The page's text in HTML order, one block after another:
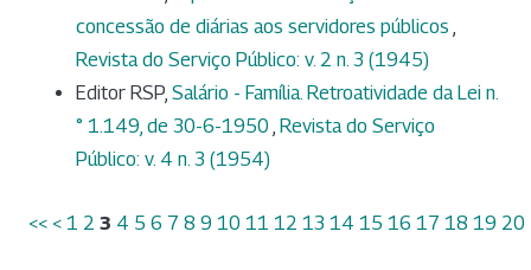
concessão de diárias aos servidores públicos ,
Revista do Serviço Público: v. 2 n. 3 (1945)
Editor RSP, Salário - Família. Retroatividade da Lei n.
° 1.149, de 30-6-1950 , Revista do Serviço
Público: v. 4 n. 3 (1954)
<< < 1 2 3 4 5 6 7 8 9 10 11 12 13 14 15 16 17 18 19 20